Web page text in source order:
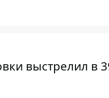
выстрелил в